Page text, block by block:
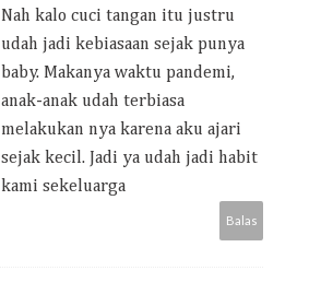
Nah kalo cuci tangan itu justru
udah jadi kebiasaan sejak punya
baby. Makanya waktu pandemi,
anak-anak udah terbiasa
melakukan nya karena aku ajari
sejak kecil. Jadi ya udah jadi habit
kami sekeluarga
Balas